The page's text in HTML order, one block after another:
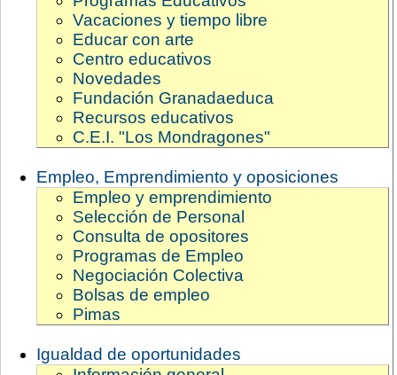
Vacaciones y tiempo libre
Educar con arte
Centro educativos
Novedades
Fundación Granadaeduca
Recursos educativos
C.E.I. "Los Mondragones"
Empleo, Emprendimiento y oposiciones
Empleo y emprendimiento
Selección de Personal
Consulta de opositores
Programas de Empleo
Negociación Colectiva
Bolsas de empleo
Pimas
Igualdad de oportunidades